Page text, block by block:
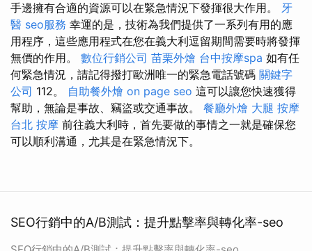
手邊擁有合適的資源可以在緊急情況下發揮很大作用。 牙
醫 seo服務 幸運的是，技術為我們提供了一系列有用的應
用程序，這些應用程式在您在義大利逗留期間需要時將發揮
無價的作用。 數位行銷公司 苗栗外燴 台中按摩spa 如有任
何緊急情況，請記得撥打歐洲唯一的緊急電話號碼 關鍵字
公司 112。 自助餐外燴 on page seo 這可以讓您快速獲得
幫助，無論是事故、竊盜或交通事故。 餐廳外燴 大腿 按摩
台北 按摩 前往義大利時，首先要做的事情之一就是確保您
可以順利溝通，尤其是在緊急情況下。
SEO行銷中的A/B測試：提升點擊率與轉化率-seo